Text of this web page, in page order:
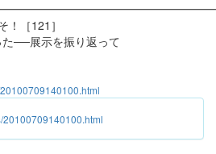
！［121］
──展示を振り返って
20100709140100.html